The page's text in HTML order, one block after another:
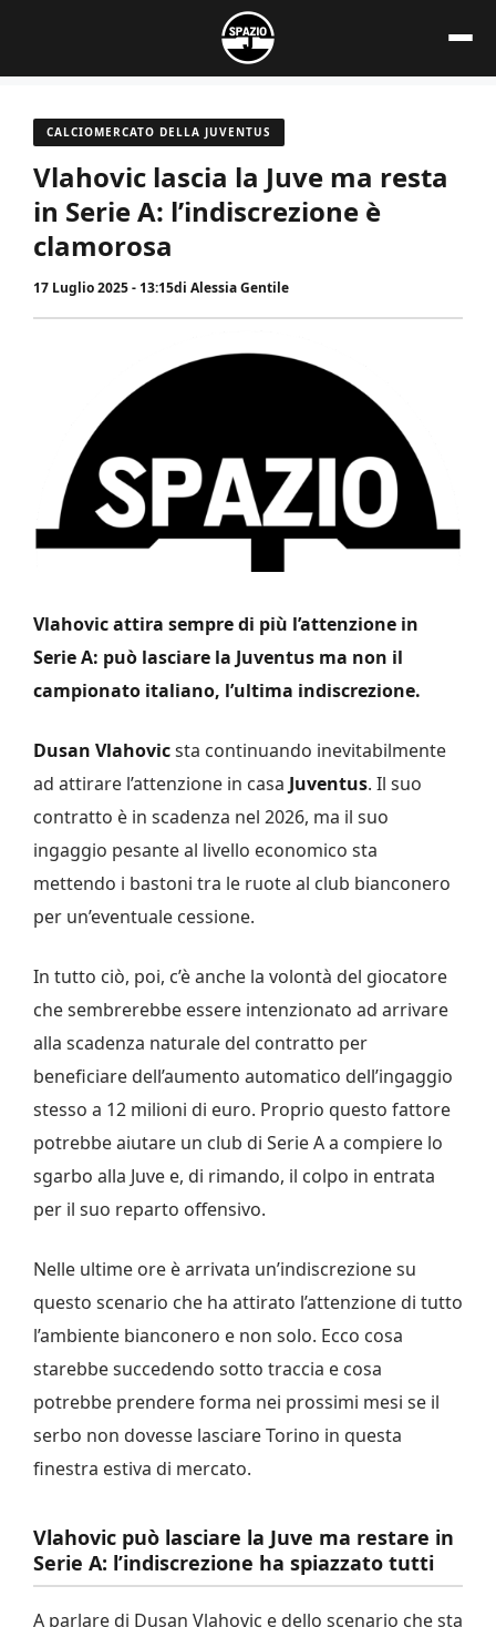
contenuto
CALCIOMERCATO DELLA JUVENTUS
Vlahovic lascia la Juve ma resta
in Serie A: l’indiscrezione è
clamorosa
17 Luglio 2025 - 13:15di Alessia Gentile
Vlahovic attira sempre di più l’attenzione in
Serie A: può lasciare la Juventus ma non il
campionato italiano, l’ultima indiscrezione.
Dusan Vlahovicsta continuando inevitabilmente
ad attirare l’attenzione in casa Juventus. Il suo
contratto è in scadenza nel 2026, ma il suo
ingaggio pesante al livello economico sta
mettendo i bastoni tra le ruote al club bianconero
per un’eventuale cessione.
In tutto ciò, poi, c’è anche la volontà del giocatore
che sembrerebbe essere intenzionato ad arrivare
alla scadenza naturale del contratto per
beneficiare dell’aumento automatico dell’ingaggio
stesso a 12 milioni di euro. Proprio questo fattore
potrebbe aiutare un club di Serie A a compiere lo
sgarbo alla Juve e, di rimando, il colpo in entrata
per il suo reparto offensivo.
Nelle ultime ore è arrivata un’indiscrezione su
questo scenario che ha attirato l’attenzione di tutto
l’ambiente bianconero e non solo. Ecco cosa
starebbe succedendo sotto traccia e cosa
potrebbe prendere forma nei prossimi mesi se il
serbo non dovesse lasciare Torino in questa
finestra estiva di mercato.
Vlahovic può lasciare la Juve ma restare in
Serie A: l’indiscrezione ha spiazzato tutti
A parlare di Dusan Vlahovic e dello scenario che sta